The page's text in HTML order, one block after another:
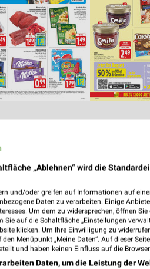
„Ablehnen“ wird die
und/oder greifen auf Informationen auf
Daten zu verarbeiten. Einige
Um dem zu widersprechen, öffnen
Sie auf die Schaltfläche „Einstellungen
klicken. Um Ihre Einwilligung zu
Menüpunkt „Meine Daten“. Auf dieser
und haben keinen Einfluss auf die
Daten, um die Leistung der